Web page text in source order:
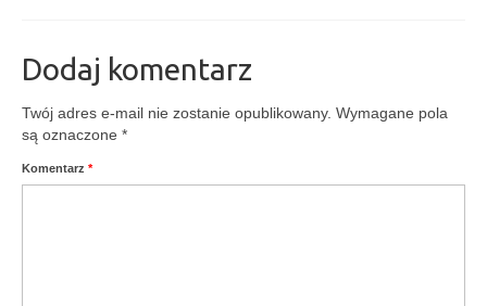
Dodaj komentarz
Twój adres e-mail nie zostanie opublikowany. Wymagane pola
są oznaczone *
Komentarz *